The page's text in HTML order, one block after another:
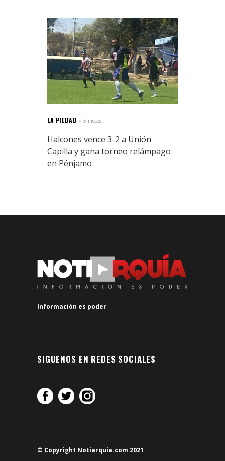
LA PIEDAD 5 meses.
Halcones vence 3-2 a Unión
Capilla y gana torneo relámpago
en Pénjamo
Información es poder
SIGUENOS EN REDES SOCIALES
© Copyright Notiarquia.com 2021